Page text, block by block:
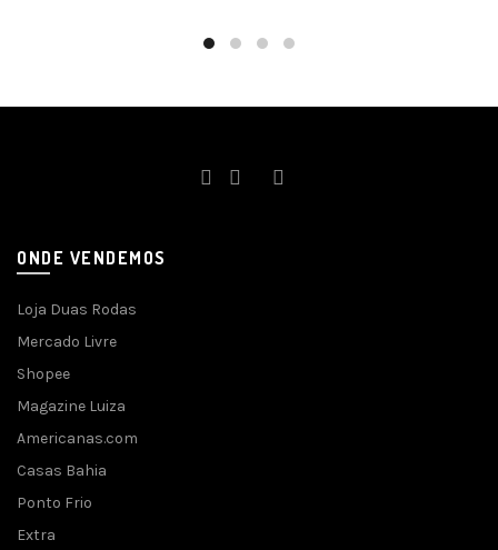
ONDE VENDEMOS
Loja Duas Rodas
Mercado Livre
Shopee
Magazine Luiza
Americanas.com
Casas Bahia
Ponto Frio
Extra